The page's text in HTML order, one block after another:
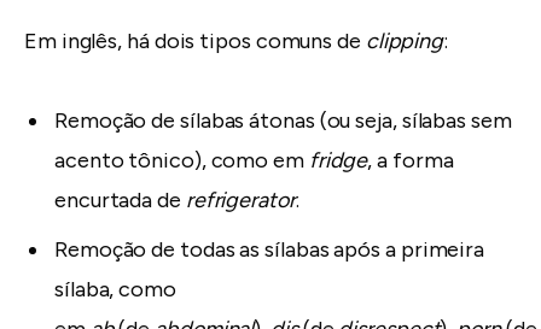
Em inglês, há dois tipos comuns de clipping:
Remoção de sílabas átonas (ou seja, sílabas sem
acento tônico), como em fridge, a forma
encurtada de refrigerator.
Remoção de todas as sílabas após a primeira
sílaba, como